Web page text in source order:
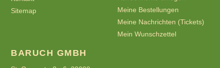
Sitemap
Meine Bestellungen
Meine Nachrichten (Tickets)
Mein Wunschzettel
BARUCH GMBH